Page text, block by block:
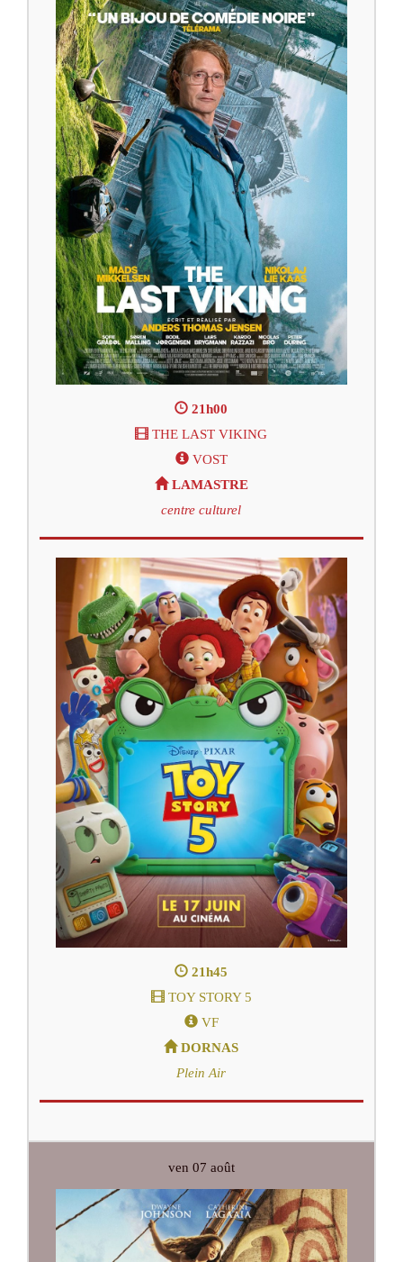
21h00
THE LAST VIKING
VOST
LAMASTRE
centre culturel
21h45
TOY STORY 5
VF
DORNAS
Plein Air
ven 07 août